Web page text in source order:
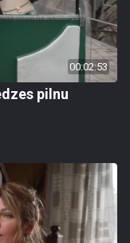
00:02:53
pilnu